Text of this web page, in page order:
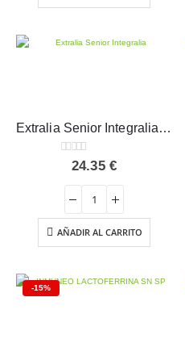
Extralia Senior Integralia 20 viales
out of 5
24.35 €
AÑADIR AL CARRITO
-15%